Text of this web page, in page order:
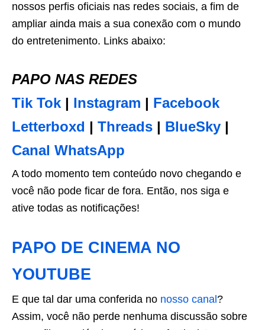
nossos perfis oficiais nas redes sociais, a fim de
ampliar ainda mais a sua conexão com o mundo
do entretenimento. Links abaixo:
PAPO NAS REDES
Tik Tok | Instagram | Facebook
Letterboxd | Threads | BlueSky |
Canal WhatsApp
A todo momento tem conteúdo novo chegando e
você não pode ficar de fora. Então, nos siga e
ative todas as notificações!
PAPO DE CINEMA NO
YOUTUBE
E que tal dar uma conferida no nosso canal ?
Assim, você não perde nenhuma discussão sobre